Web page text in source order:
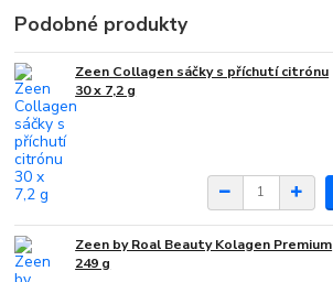
Podobné produkty
Zeen Collagen sáčky s příchutí citrónu
30 x 7,2 g
Zeen by Roal Beauty Kolagen Premium
249 g